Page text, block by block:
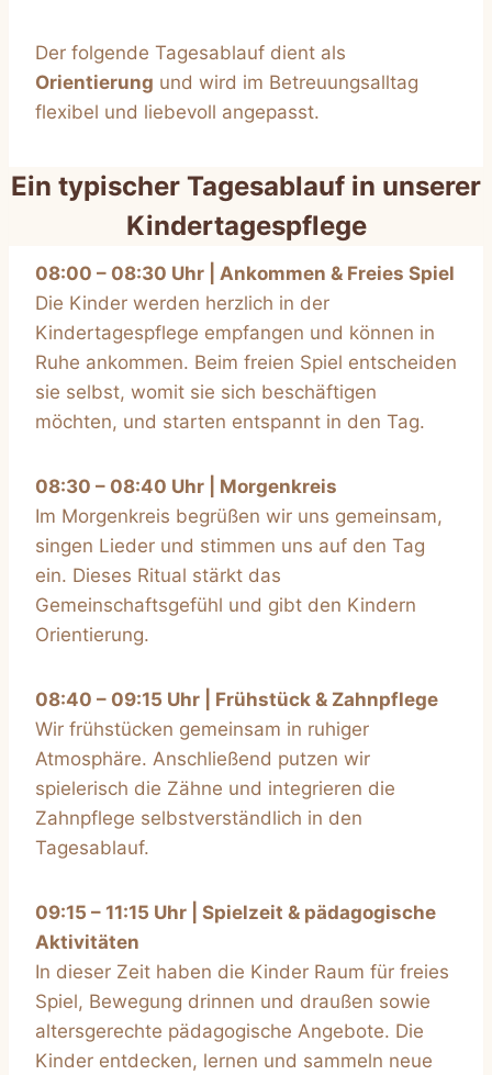
Der folgende Tagesablauf dient als
Orientierung und wird im Betreuungsalltag
flexibel und liebevoll angepasst.
Ein typischer Tagesablauf in unserer
Kindertagespflege
08:00 – 08:30 Uhr | Ankommen & Freies Spiel
Die Kinder werden herzlich in der
Kindertagespflege empfangen und können in
Ruhe ankommen. Beim freien Spiel entscheiden
sie selbst, womit sie sich beschäftigen
möchten, und starten entspannt in den Tag.
08:30 – 08:40 Uhr | Morgenkreis
Im Morgenkreis begrüßen wir uns gemeinsam,
singen Lieder und stimmen uns auf den Tag
ein. Dieses Ritual stärkt das
Gemeinschaftsgefühl und gibt den Kindern
Orientierung.
08:40 – 09:15 Uhr | Frühstück & Zahnpflege
Wir frühstücken gemeinsam in ruhiger
Atmosphäre. Anschließend putzen wir
spielerisch die Zähne und integrieren die
Zahnpflege selbstverständlich in den
Tagesablauf.
09:15 – 11:15 Uhr | Spielzeit & pädagogische
Aktivitäten
In dieser Zeit haben die Kinder Raum für freies
Spiel, Bewegung drinnen und draußen sowie
altersgerechte pädagogische Angebote. Die
Kinder entdecken, lernen und sammeln neue